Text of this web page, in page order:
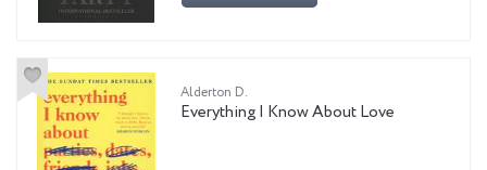
Alderton D.
Everything I Know About Love